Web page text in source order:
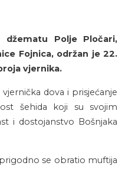
džematu Polje Pločari,
Fojnica, održan je 22.
vjernika.
dova i prisjećanje
šehida koji su svojim
i dostojanstvo Bošnjaka
se obratio muftija